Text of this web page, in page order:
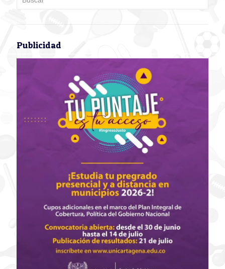
Publicidad